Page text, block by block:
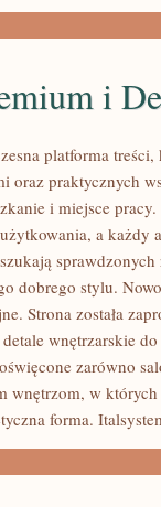
i
platforma
oraz praktycznych
i miejsce
a każdy
dobrego stylu.
Strona została
wnętrzarskie
zarówno
wnętrzom, w których
forma.